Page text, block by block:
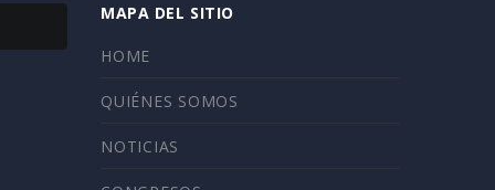
MAPA DEL SITIO
HOME
QUIÉNES SOMOS
NOTICIAS